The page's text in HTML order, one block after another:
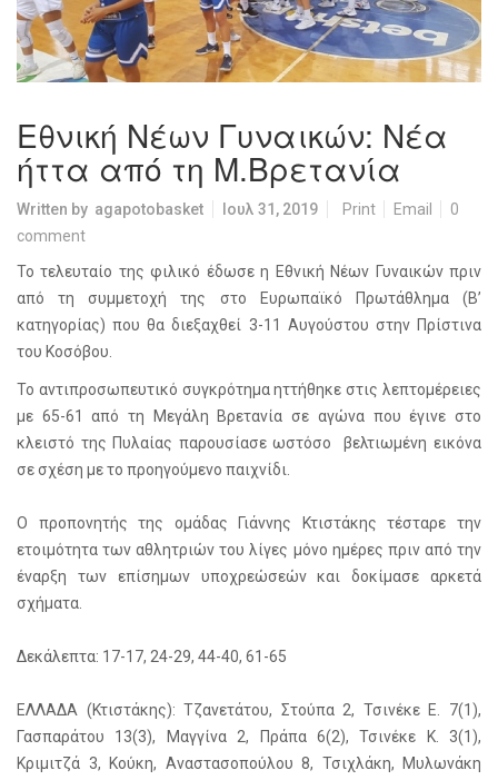
Εθνική Νέων Γυναικών: Νέα
ήττα από τη Μ.Βρετανία
Written by agapotobasket Ιουλ 31, 2019 Print Email
0
comment
Το τελευταίο της φιλικό έδωσε η Εθνική Νέων Γυναικών πριν
από τη συμμετοχή της στο Ευρωπαϊκό Πρωτάθλημα (Β’
κατηγορίας) που θα διεξαχθεί 3-11 Αυγούστου στην Πρίστινα
του Κοσόβου.
Το αντιπροσωπευτικό συγκρότημα ηττήθηκε στις λεπτομέρειες
με 65-61 από τη Μεγάλη Βρετανία σε αγώνα που έγινε στο
κλειστό της Πυλαίας παρουσίασε ωστόσο βελτιωμένη εικόνα
σε σχέση με το προηγούμενο παιχνίδι.
Ο προπονητής της ομάδας Γιάννης Κτιστάκης τέσταρε την
ετοιμότητα των αθλητριών του λίγες μόνο ημέρες πριν από την
έναρξη των επίσημων υποχρεώσεών και δοκίμασε αρκετά
σχήματα.
Δεκάλεπτα: 17-17, 24-29, 44-40, 61-65
ΕΛΛΑΔΑ (Κτιστάκης): Τζανετάτου, Στούπα 2, Τσινέκε Ε. 7(1),
Γασπαράτου 13(3), Μαγγίνα 2, Πράπα 6(2), Τσινέκε Κ. 3(1),
Κριμιτζά 3, Κούκη, Αναστασοπούλου 8, Τσιχλάκη, Μυλωνάκη